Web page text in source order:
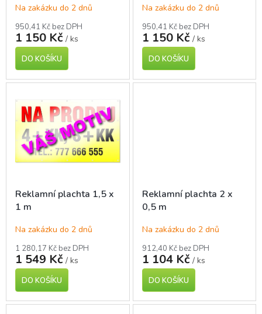
t
ů
Na zakázku do 2 dnů
950,41 Kč bez DPH
1 150 Kč / ks
DO KOŠÍKU
Na zakázku do 2 dnů
950,41 Kč bez DPH
1 150 Kč / ks
DO KOŠÍKU
Reklamní plachta 1,5 x
1 m
Na zakázku do 2 dnů
1 280,17 Kč bez DPH
1 549 Kč / ks
DO KOŠÍKU
Reklamní plachta 2 x
0,5 m
Na zakázku do 2 dnů
912,40 Kč bez DPH
1 104 Kč / ks
DO KOŠÍKU